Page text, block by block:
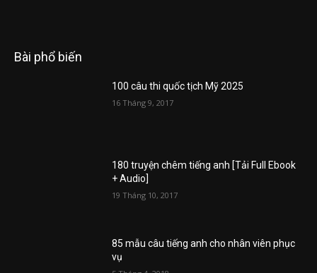
Bài phổ biến
100 câu thi quốc tịch Mỹ 2025
16 Tháng 9, 2017
180 truyện chêm tiếng anh [Tải Full Ebook
+ Audio]
19 Tháng 10, 2017
85 mẫu câu tiếng anh cho nhân viên phục
vụ